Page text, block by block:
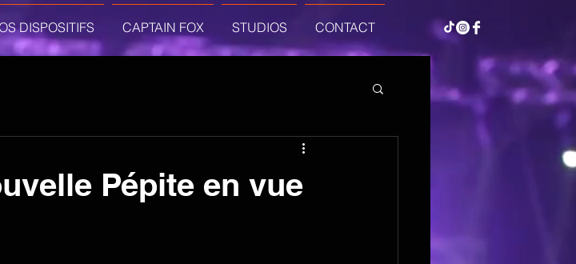
DISPOSITIFS CAPTAIN FOX STUDIOS CONTACT
Pépite en vue